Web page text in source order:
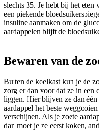
slechts 35. Je hebt bij het eten
een piekende
insuline aanmaken om de
aardappelen blijft de
Bewaren van de
Buiten de koelkast kun je de
zorg er dan voor dat ze in een
liggen. Hier blijven ze dan
aardappel het beste
verschijnen. Als je zoete
dan moet je ze eerst koken,